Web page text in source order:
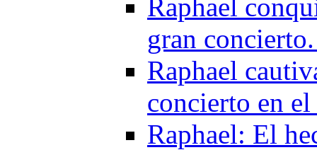
Raphael
gran
Raphael
concierto en
Raphael: El